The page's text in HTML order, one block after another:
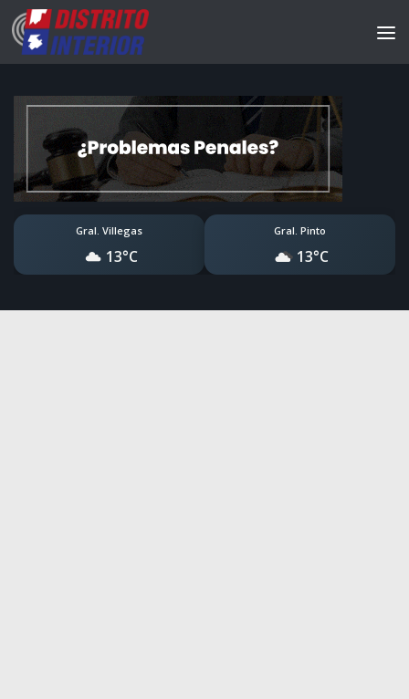
Gral. Villegas
13°C
Gral. Pinto
13°C